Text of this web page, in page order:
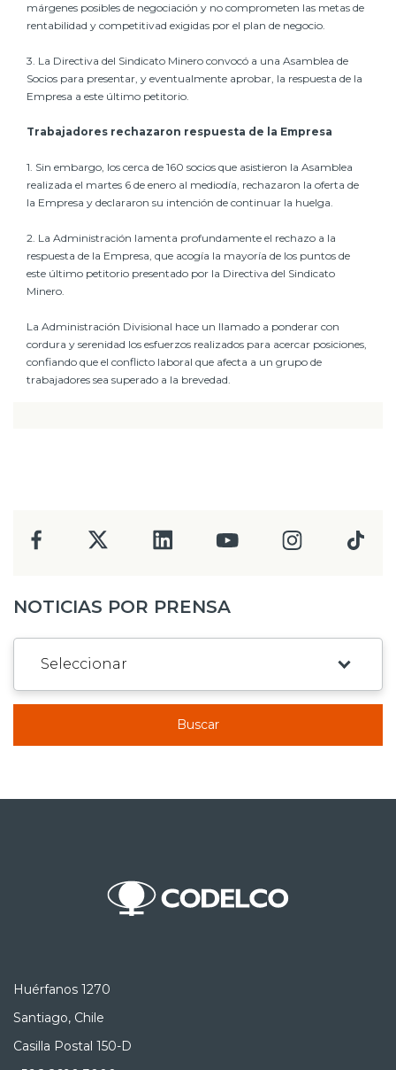
márgenes posibles de negociación y no comprometen las metas de
rentabilidad y competitivad exigidas por el plan de negocio.
3. La Directiva del Sindicato Minero convocó a una Asamblea de
Socios para presentar, y eventualmente aprobar, la respuesta de la
Empresa a este último petitorio.
Trabajadores rechazaron respuesta de la Empresa
1. Sin embargo, los cerca de 160 socios que asistieron la Asamblea
realizada el martes 6 de enero al mediodía, rechazaron la oferta de
la Empresa y declararon su intención de continuar la huelga.
2. La Administración lamenta profundamente el rechazo a la
respuesta de la Empresa, que acogía la mayoría de los puntos de
este último petitorio presentado por la Directiva del Sindicato
Minero.
La Administración Divisional hace un llamado a ponderar con
cordura y serenidad los esfuerzos realizados para acercar posiciones,
confiando que el conflicto laboral que afecta a un grupo de
trabajadores sea superado a la brevedad.
NOTICIAS POR PRENSA
Buscar
Huérfanos 1270
Santiago, Chile
Casilla Postal 150-D